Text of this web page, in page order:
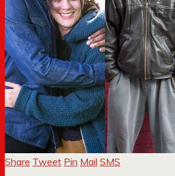
Share Tweet Pin Mail SMS